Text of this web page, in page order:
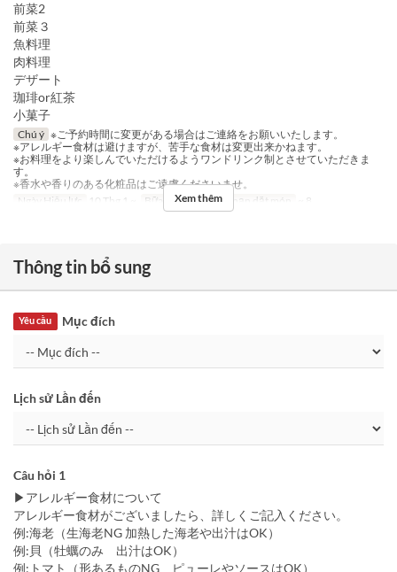
前菜2
前菜３
魚料理
肉料理
デザート
珈琲or紅茶
小菓子
Chú ý ※ご予約時間に変更がある場合はご連絡をお願いいたします。
※アレルギー食材は避けますが、苦手な食材は変更出来かねます。
※お料理をより楽しんでいただけるようワンドリンク制とさせていただきま
す。
※香水や香りのある化粧品はご遠慮くださいませ。
Ngày Hiệu lực
10 Thg 1 ~ Bữa Bữa tối Giới hạn dặt món ~ 8
Xem thêm
Thông tin bổ sung
Mục đích
Yêu cầu
Lịch sử Lần đến
Câu hỏi 1
▶アレルギー食材について
アレルギー食材がございましたら、詳しくご記入ください。
例:海老（生海老NG 加熱した海老や出汁はOK）
例:貝（牡蠣のみ 出汁はOK）
例:トマト（形あるものNG ピューレやソースはOK）